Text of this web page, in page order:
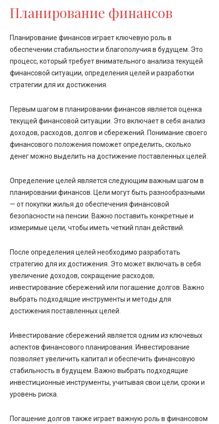
Планирование финансов
Планирование финансов играет ключевую роль в
обеспечении стабильности и благополучия в будущем. Это
процесс, который требует внимательного анализа текущей
финансовой ситуации, определения целей и разработки
стратегии для их достижения.
Первым шагом в планировании финансов является оценка
текущей финансовой ситуации. Это включает в себя анализ
доходов, расходов, долгов и сбережений. Понимание своего
финансового положения поможет определить, сколько
денег можно выделить на достижение поставленных целей.
Определение целей является следующим важным шагом в
планировании финансов. Цели могут быть разнообразными
— от покупки жилья до обеспечения финансовой
безопасности на пенсии. Важно поставить конкретные и
измеримые цели, чтобы иметь четкий план действий.
После определения целей необходимо разработать
стратегию для их достижения. Это может включать в себя
увеличение доходов, сокращение расходов,
инвестирование сбережений или погашение долгов. Важно
выбрать подходящие инструменты и методы для
достижения поставленных целей.
Инвестирование сбережений является одним из ключевых
аспектов финансового планирования. Инвестирование
позволяет увеличить капитал и обеспечить финансовую
стабильность в будущем. Важно выбрать подходящие
инвестиционные инструменты, учитывая свои цели, сроки и
уровень риска.
Погашение долгов также играет важную роль в финансовом